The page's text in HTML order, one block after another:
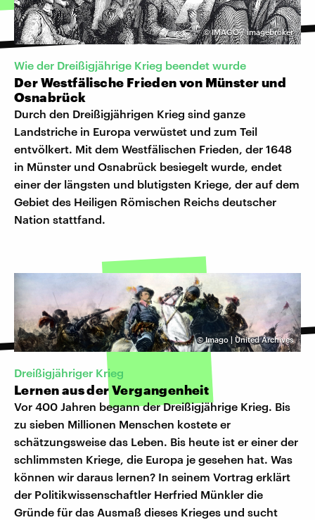
©IMAGO / imagebroker
Wie der Dreißigjährige Krieg beendet wurde
Der Westfälische Frieden von Münster und
Osnabrück
Durch den Dreißigjährigen Krieg sind ganze
Landstriche in Europa verwüstet und zum Teil
entvölkert. Mit dem Westfälischen Frieden, der 1648
in Münster und Osnabrück besiegelt wurde, endet
einer der längsten und blutigsten Kriege, der auf dem
Gebiet des Heiligen Römischen Reichs deutscher
Nation stattfand.
©Imago | United Archives
Dreißigjähriger Krieg
Lernen aus der Vergangenheit
Vor 400 Jahren begann der Dreißigjährige Krieg. Bis
zu sieben Millionen Menschen kostete er
schätzungsweise das Leben. Bis heute ist er einer der
schlimmsten Kriege, die Europa je gesehen hat. Was
können wir daraus lernen? In seinem Vortrag erklärt
der Politikwissenschaftler Herfried Münkler die
Gründe für das Ausmaß dieses Krieges und sucht